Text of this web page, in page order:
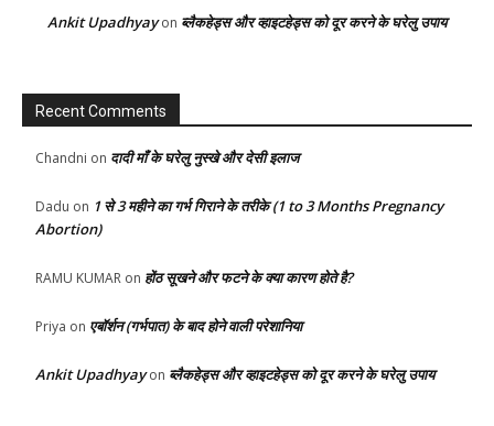
Ankit Upadhyayon ब्लैकहेड्स और व्हाइटहेड्स को दूर करने के घरेलु उपाय
Recent Comments
Chandni on दादी माँ के घरेलु नुस्खे और देसी इलाज
Dadu on 1 से 3 महीने का गर्भ गिराने के तरीके (1 to 3 Months Pregnancy
Abortion)
RAMU KUMAR on होंठ सूखने और फटने के क्या कारण होते है?
Priya on एबॉर्शन (गर्भपात) के बाद होने वाली परेशानिया
Ankit Upadhyayon ब्लैकहेड्स और व्हाइटहेड्स को दूर करने के घरेलु उपाय